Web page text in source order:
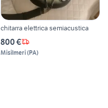
chitarra elettrica semiacustica
800 €
Misilmeri(PA)